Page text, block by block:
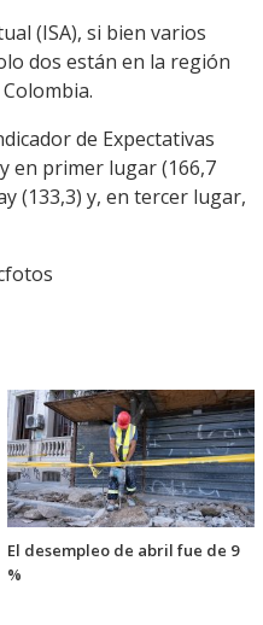
(ISA), si bien varios
dos están en la región
de Expectativas
en primer lugar (166,7
(133,3) y, en tercer lugar,
El desempleo de abril fue de 9
%